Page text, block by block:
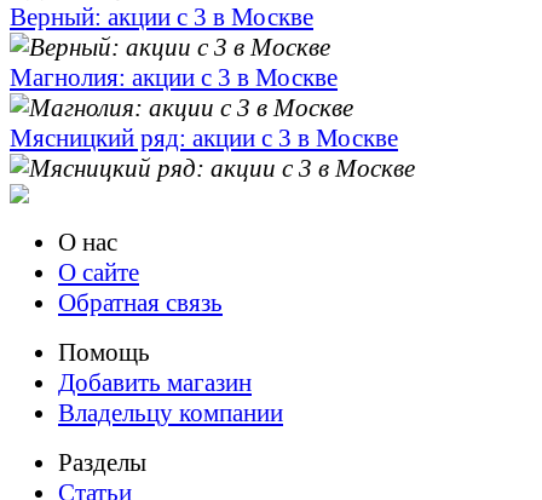
Верный: акции с 3 в Москве
Магнолия: акции с 3 в Москве
Мясницкий ряд: акции с 3 в Москве
О нас
О сайте
Обратная связь
Помощь
Добавить магазин
Владельцу компании
Разделы
Статьи